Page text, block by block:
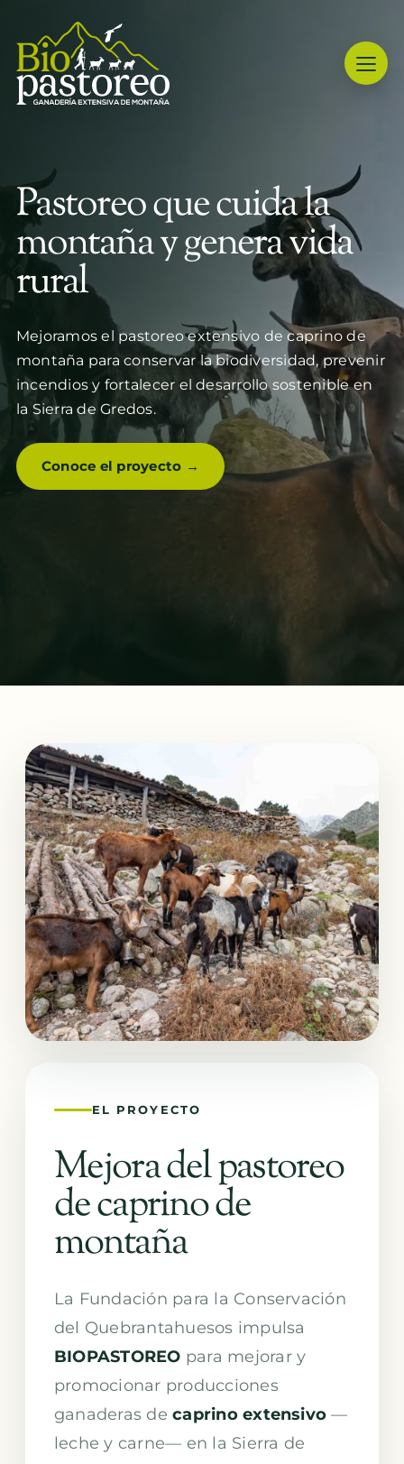
content
Pastoreo que cuida la
montaña y genera vida
rural
Mejoramos el pastoreo extensivo de caprino de
montaña para conservar la biodiversidad, prevenir
incendios y fortalecer el desarrollo sostenible en
la Sierra de Gredos.
Conoce el proyecto →
EL PROYECTO
Mejora del pastoreo
de caprino de
montaña
La Fundación para la Conservación
del Quebrantahuesos impulsa
BIOPASTOREO para mejorar y
promocionar producciones
ganaderas decaprino extensivo —
leche y carne— en la Sierra de